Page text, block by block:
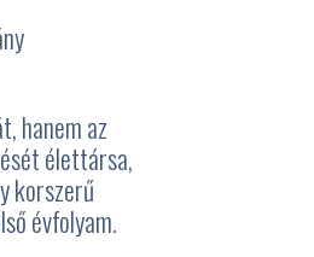
hanem az
élettársa,
korszerű
évfolyam.